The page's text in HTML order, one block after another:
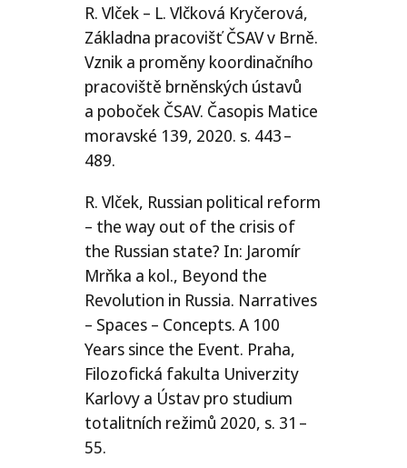
R. Vlček – L. Vlčková Kryčerová,
Základna pracovišťČSAVv Brně.
Vznik a proměny koordinačního
pracoviště brněnských ústavů
a poboček ČSAV. Časopis Matice
moravské 139, 2020. s. 443 –
489.
R. Vlček, Russian political reform
– the way out of the crisis of
the Russian state? In: Jaromír
Mrňka a kol., Beyond the
Revolution in Russia. Narratives
– Spaces – Concepts. A 100
Years since the Event. Praha,
Filozofická fakulta Univerzity
Karlovy a Ústav pro studium
totalitních režimů 2020, s. 31 –
55.